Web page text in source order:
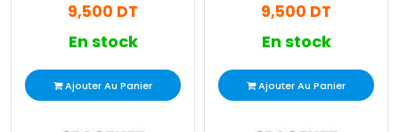
9,500 DT
En stock
Ajouter Au Panier
9,500 DT
En stock
Ajouter Au Panier